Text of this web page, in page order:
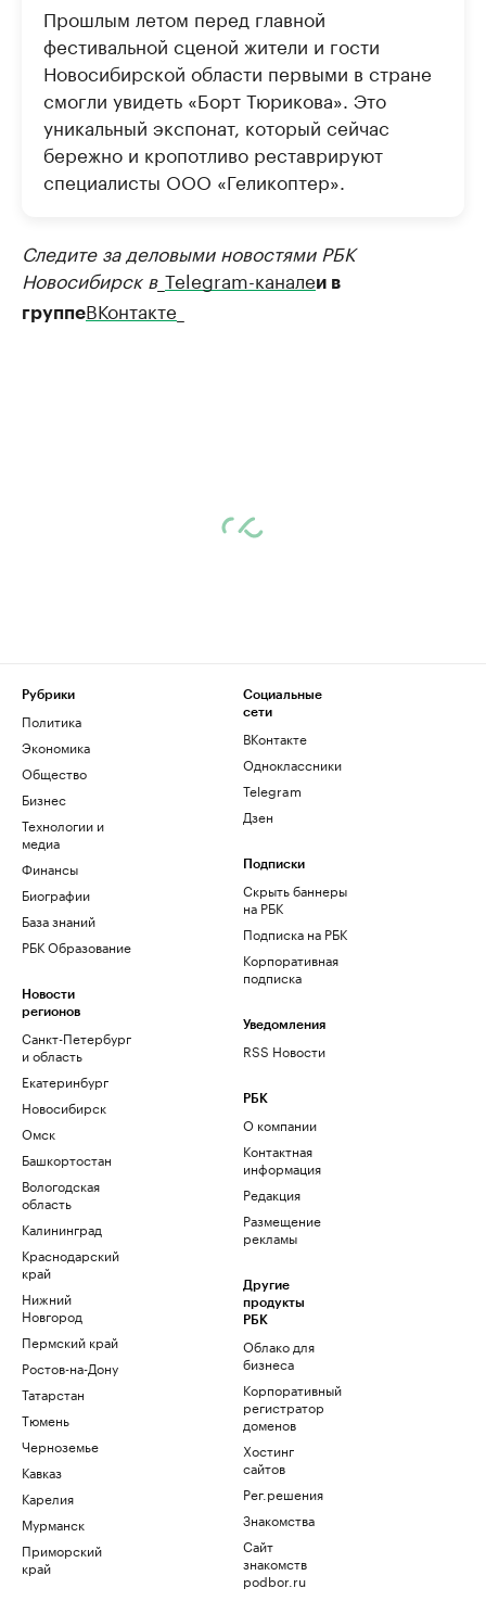
Прошлым летом перед главной
фестивальной сценой жители и гости
Новосибирской области первыми в стране
смогли увидеть «Борт Тюрикова». Это
уникальный экспонат, который сейчас
бережно и кропотливо реставрируют
специалисты ООО «Геликоптер».
Следите за деловыми новостями РБК
Новосибирск в_ Telegram-каналеи в
группеВКонтакте
Рубрики
Политика
Экономика
Общество
Бизнес
Технологии и
медиа
Финансы
Биографии
База знаний
РБК Образование
Новости
регионов
Санкт-Петербург
и область
Екатеринбург
Новосибирск
Омск
Башкортостан
Вологодская
область
Калининград
Краснодарский
край
Нижний
Новгород
Пермский край
Ростов-на-Дону
Татарстан
Тюмень
Черноземье
Кавказ
Карелия
Мурманск
Приморский
край
Социальные
сети
ВКонтакте
Одноклассники
Telegram
Дзен
Подписки
Скрыть баннеры
на РБК
Подписка на РБК
Корпоративная
подписка
Уведомления
RSS Новости
РБК
О компании
Контактная
информация
Редакция
Размещение
рекламы
Другие
продукты
РБК
Облако для
бизнеса
Корпоративный
регистратор
доменов
Хостинг
сайтов
Рег.решения
Знакомства
Сайт
знакомств
podbor.ru